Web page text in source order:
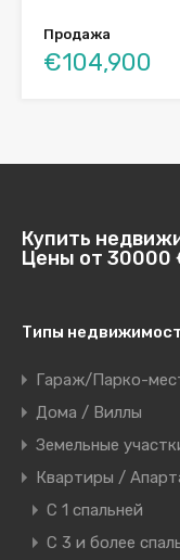
Продажа
€104,900
Купить
Цены от 30000
Типы
Гараж/Парко-
Дома / Виллы
Земельные
Квартиры /
C 1 спальней
C 3 и более